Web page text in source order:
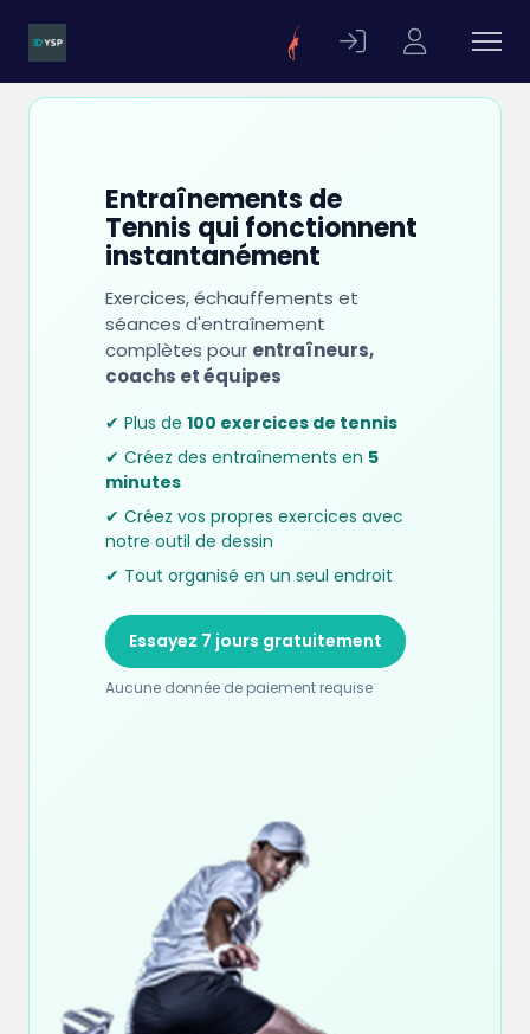
Entraînements de
Tennis qui fonctionnent
instantanément
Exercices, échauffements et
séances d'entraînement
complètes pour entraîneurs,
coachs et équipes
✔ Plus de 100 exercices de tennis
✔ Créez des entraînements en 5
minutes
✔ Créez vos propres exercices avec
notre outil de dessin
✔ Tout organisé en un seul endroit
Essayez 7 jours gratuitement
Aucune donnée de paiement requise